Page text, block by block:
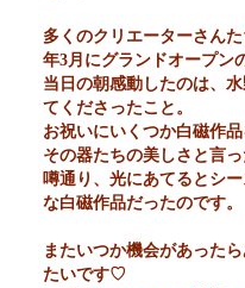
多くのクリエーターさん
年3月にグランドオープン
当日の朝感動したのは、
てくださったこと。
お祝いにいくつか白磁作
その器たちの美しさと言
噂通り、光にあてるとシ
な白磁作品だったのです。
またいつか機会があった
たいです♡